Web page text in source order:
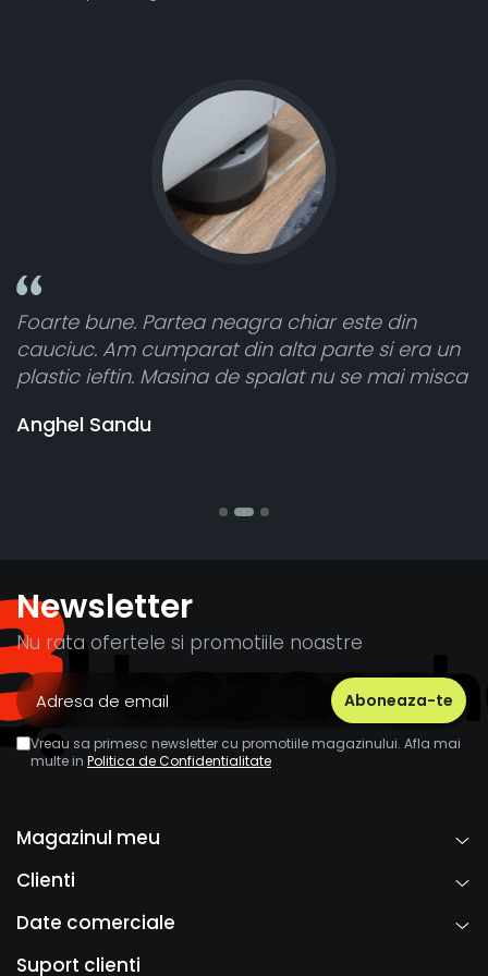
neagra chiar este din
din alta parte si era un
de spalat nu se mai misca
Toate sunt
atât de bine în
cele 8 bucati
Newsletter
Nu rata ofertele si promotiile noastre
Vreau sa primesc newsletter cu promotiile magazinului. Afla mai
multe in Politica de Confidentialitate
Magazinul meu
Clienti
Date comerciale
Suport clienti